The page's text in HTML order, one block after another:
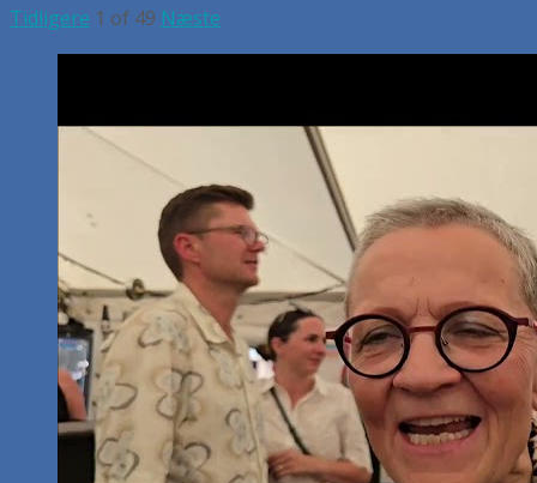
Tidligere 1 of 49 Næste